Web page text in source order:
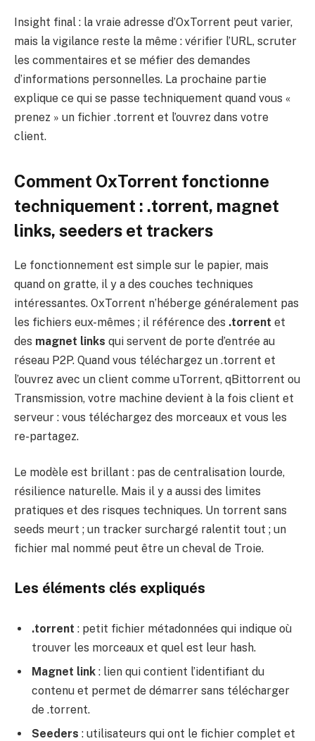
Insight final : la vraie adresse d’OxTorrent peut varier,
mais la vigilance reste la même : vérifier l’URL, scruter
les commentaires et se méfier des demandes
d’informations personnelles. La prochaine partie
explique ce qui se passe techniquement quand vous «
prenez » un fichier .torrent et l’ouvrez dans votre
client.
Comment OxTorrent fonctionne
techniquement : .torrent, magnet
links, seeders et trackers
Le fonctionnement est simple sur le papier, mais
quand on gratte, il y a des couches techniques
intéressantes. OxTorrent n’héberge généralement pas
les fichiers eux-mêmes ; il référence des .torrent et
des magnet links qui servent de porte d’entrée au
réseau P2P. Quand vous téléchargez un .torrent et
l’ouvrez avec un client comme uTorrent, qBittorrent ou
Transmission, votre machine devient à la fois client et
serveur : vous téléchargez des morceaux et vous les
re-partagez.
Le modèle est brillant : pas de centralisation lourde,
résilience naturelle. Mais il y a aussi des limites
pratiques et des risques techniques. Un torrent sans
seeds meurt ; un tracker surchargé ralentit tout ; un
fichier mal nommé peut être un cheval de Troie.
Les éléments clés expliqués
.torrent : petit fichier métadonnées qui indique où
trouver les morceaux et quel est leur hash.
Magnet link : lien qui contient l’identifiant du
contenu et permet de démarrer sans télécharger
de .torrent.
Seeders : utilisateurs qui ont le fichier complet et